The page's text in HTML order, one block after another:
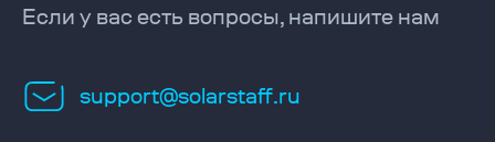
Если у вас есть вопросы, напишите нам
support@solarstaff.ru